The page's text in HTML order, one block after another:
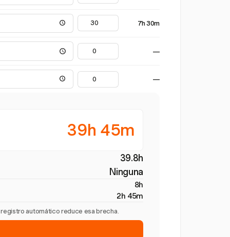
7h 30m
—
—
39h 45m
39.8h
Ninguna
8h
2h 45m
registro automático reduce esa brecha.